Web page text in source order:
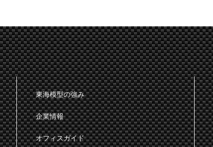
東海模型の強み
企業情報
オフィスガイド